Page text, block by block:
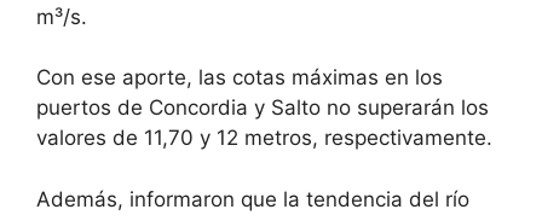
m³/s.
Con ese aporte, las cotas máximas en los
puertos de Concordia y Salto no superarán los
valores de 11,70 y 12 metros, respectivamente.
Además, informaron que la tendencia del río